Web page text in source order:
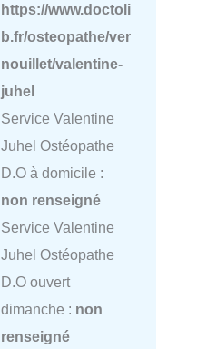
https://www.doctoli
b.fr/osteopathe/ver
nouillet/valentine-
juhel
Service Valentine
Juhel Ostéopathe
D.O à domicile :
non renseigné
Service Valentine
Juhel Ostéopathe
D.O ouvert
dimanche : non
renseigné